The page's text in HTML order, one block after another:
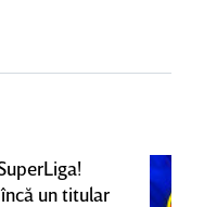
un titular